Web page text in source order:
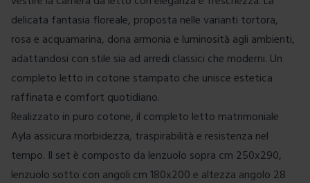
delicata fantasia floreale, proposta nelle varianti tortora,
rosa e acquamarina, dona armonia e luminosità agli ambienti,
adattandosi con stile sia ad arredi classici che moderni. Un
completo letto in cotone stampato che unisce estetica
raffinata e comfort quotidiano.
Realizzato in puro cotone, il completo letto matrimoniale
Ayla assicura morbidezza, traspirabilità e resistenza nel
tempo. Il set è composto da lenzuolo sopra cm 250x290,
lenzuolo sotto con angoli cm 180x200 e altezza angolo 28